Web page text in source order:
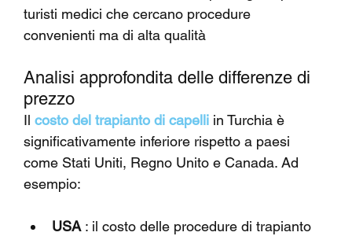
turisti medici che cercano procedure
convenienti ma di alta qualità
Analisi approfondita delle differenze di
prezzo
Il costo del trapianto di capelli in Turchia è
significativamente inferiore rispetto a paesi
come Stati Uniti, Regno Unito e Canada. Ad
esempio:
USA : il costo delle procedure di trapianto